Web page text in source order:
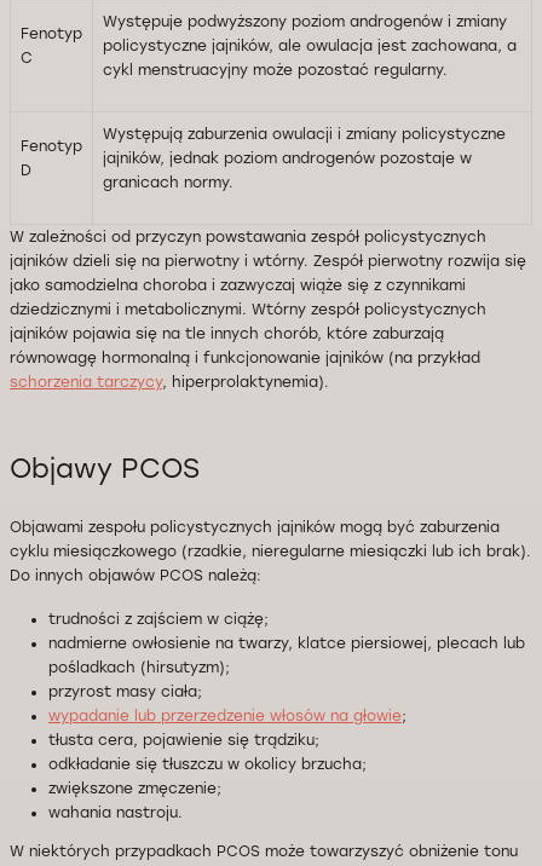
Fenotyp
C
Występuje podwyższony poziom androgenów i zmiany
policystyczne jajników, ale owulacja jest zachowana, a
cykl menstruacyjny może pozostać regularny.
Fenotyp
D
Występują zaburzenia owulacji i zmiany policystyczne
jajników, jednak poziom androgenów pozostaje w
granicach normy.
W zależności od przyczyn powstawania zespół policystycznych
jajników dzieli się na pierwotny i wtórny. Zespół pierwotny rozwija się
jako samodzielna choroba i zazwyczaj wiąże się z czynnikami
dziedzicznymi i metabolicznymi. Wtórny zespół policystycznych
jajników pojawia się na tle innych chorób, które zaburzają
równowagę hormonalną i funkcjonowanie jajników (na przykład
schorzenia tarczycy, hiperprolaktynemia).
Objawy PCOS
Objawami zespołu policystycznych jajników mogą być zaburzenia
cyklu miesiączkowego (rzadkie, nieregularne miesiączki lub ich brak).
Do innych objawów PCOS należą:
trudności z zajściem w ciążę;
nadmierne owłosienie na twarzy, klatce piersiowej, plecach lub
pośladkach (hirsutyzm);
przyrost masy ciała;
wypadanie lub przerzedzenie włosów na głowie;
tłusta cera, pojawienie się trądziku;
odkładanie się tłuszczu w okolicy brzucha;
zwiększone zmęczenie;
wahania nastroju.
W niektórych przypadkach PCOS może towarzyszyć obniżenie tonu